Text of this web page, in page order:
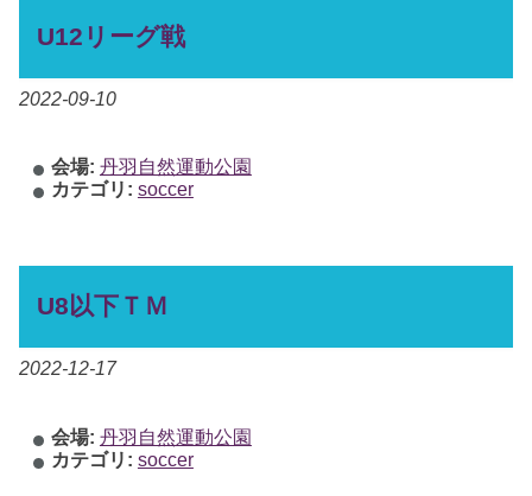
U12リーグ戦
2022-09-10
会場: 丹羽自然運動公園
カテゴリ: soccer
U8以下ＴＭ
2022-12-17
会場: 丹羽自然運動公園
カテゴリ: soccer